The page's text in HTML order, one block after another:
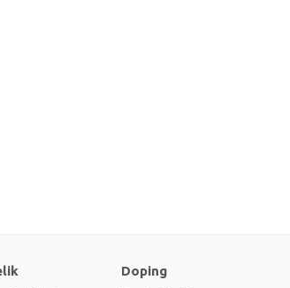
Doping